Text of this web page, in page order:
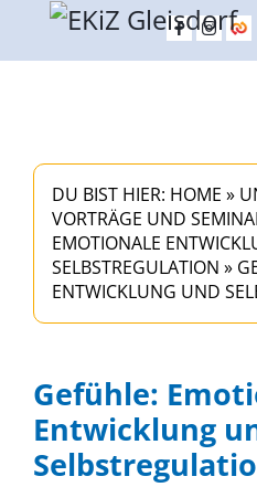
DU BIST HIER: HOME »
VORTRÄGE UND
EMOTIONALE
SELBSTREGULATION »
ENTWICKLUNG UND
Gefühle:
Entwicklung